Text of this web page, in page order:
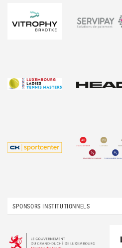
SPONSORS INSTITUTIONNELS